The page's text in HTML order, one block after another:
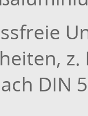
z.
DIN